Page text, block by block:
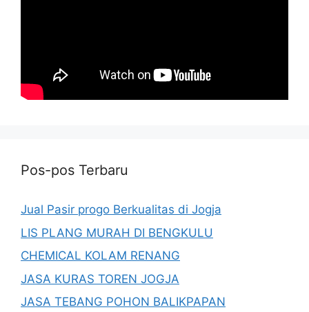
Pos-pos Terbaru
Jual Pasir progo Berkualitas di Jogja
LIS PLANG MURAH DI BENGKULU
CHEMICAL KOLAM RENANG
JASA KURAS TOREN JOGJA
JASA TEBANG POHON BALIKPAPAN